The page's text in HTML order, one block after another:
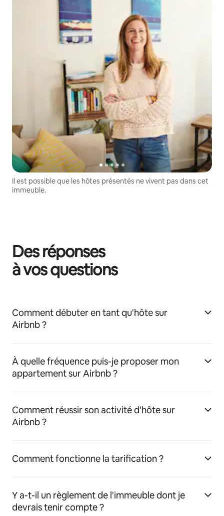
Il est possible que les hôtes présentés ne vivent pas dans cet
immeuble.
Des réponses
à vos questions
Comment débuter en tant qu'hôte sur
Airbnb ?
À quelle fréquence puis-je proposer mon
appartement sur Airbnb ?
Comment réussir son activité d'hôte sur
Airbnb ?
Comment fonctionne la tarification ?
Y a-t-il un règlement de l'immeuble dont je
devrais tenir compte ?